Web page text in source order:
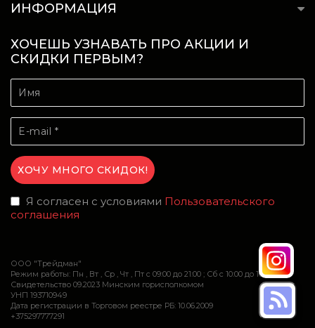
ИНФОРМАЦИЯ
ХОЧЕШЬ УЗНАВАТЬ ПРО АКЦИИ И
СКИДКИ ПЕРВЫМ?
Я согласен с условиями Пользовательского
соглашения
ООО "Трейдман"
Режим работы: Пн , Вт , Ср , Чт , Пт c 09:00 до 21:00 ; Сб c 10:00 до 16:00
Свидетельство 09.2023 Минским горисполкомом
УНП 193710949
Дата регистрации в Торговом реестре РБ: 10.06.2009
+375297777291